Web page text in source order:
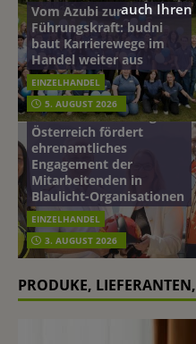
Vom Azubi zur
Führungskraft: budni
baut Karrierewege im
Handel weiter aus
EINZELHANDEL
5. AUGUST 2026
mehr vom leben tag: dm
Österreich fördert
ehrenamtliches
Engagement der
Mitarbeitenden in
Blaulicht-Organisationen
EINZELHANDEL
3. AUGUST 2026
PRODUKE,
auch Ihren